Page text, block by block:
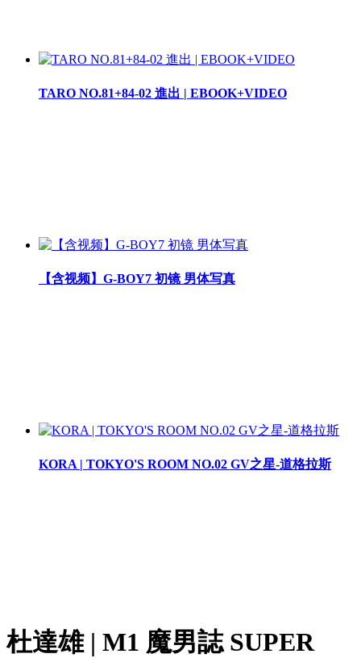
TARO NO.81+84-02 進出 | EBOOK+VIDEO
【含视频】G-BOY7 初镜 男体写真
KORA | TOKYO'S ROOM NO.02 GV之星-道格拉斯
杜達雄 | M1 魔男誌 SUPER